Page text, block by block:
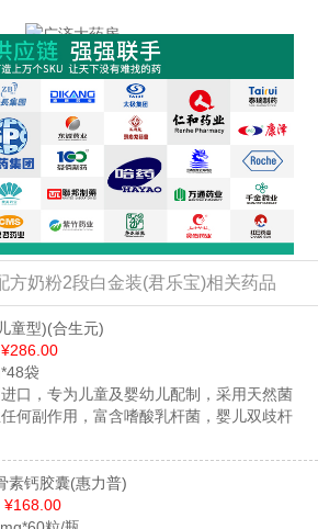
方奶粉2段白金装(君乐宝)相关药品
童型)(合生元)
¥286.00
袋
口，专为儿童及婴幼儿配制，采用天然菌
何副作用，富含嗜酸乳杆菌，婴儿双歧杆
素钙胶囊(惠力普)
¥168.00